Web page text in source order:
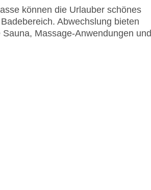
können die Urlauber schönes
Abwechslung bieten
Massage-Anwendungen und